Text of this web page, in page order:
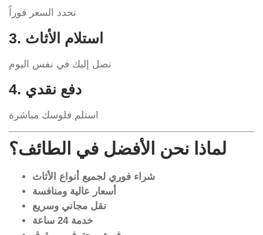
نحدد السعر فوراً
3. استلام الأثاث
نصل إليك في نفس اليوم
4. دفع نقدي
استلم فلوسك مباشرة
لماذا نحن الأفضل في الطائف؟
شراء فوري لجميع أنواع الأثاث
أسعار عالية ومنافسة
نقل مجاني وسريع
خدمة 24 ساعة